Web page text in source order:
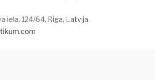
iela. 124/64, Riga, Latvija